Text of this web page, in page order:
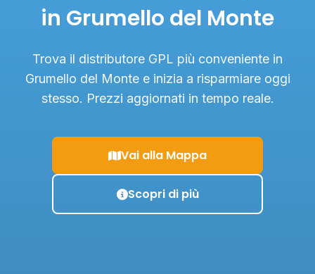
in Grumello del Monte
Trova il distributore GPL più conveniente in
Grumello del Monte e inizia a risparmiare oggi
stesso. Prezzi aggiornati in tempo reale.
Vai alla Mappa
Scopri di più